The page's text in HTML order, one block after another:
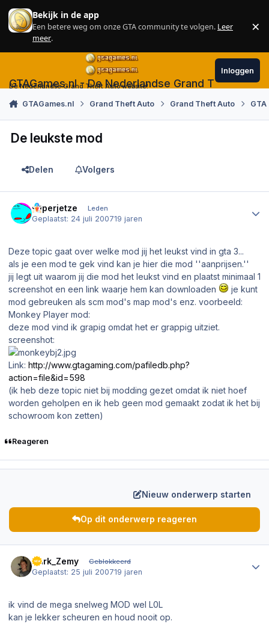
Skip to content
Bekijk in de app
Een betere weg om onze GTA community te volgen. Leer
meer.
×
GTAGames.nl - De Nederlandse Grand Theft Auto
De Nederlandse Grand Theft Auto website!
Inloggen
GTAGames.nl Grand Theft Auto Grand Theft Auto
De leukste mod
Delen Volgers
superjetze Leden
Geplaatst: 24 juli 200719 jaren
Deze topic gaat over welke mod jij het leukst vind in gta 3...
als je een mod te gek vind kan je hier die mod ''aanprijsen.''
jij legt uit waarom jij die mod het leukst vind en plaatst minimaal 1
screenshot en een link waarje hem kan downloaden
je kunt
mod gebreuken als scm mod's map mod's enz. voorbeeld:
Monkey Player mod:
deze mod vind ik grapig omdat het er grappig uitziet.
screenshot:
Link: http://www.gtagaming.com/pafiledb.php?
action=file&id=598
(ik heb deze topic niet bij modding gezet omdat ik niet hoef
worden geholpen en ik heb geen mod gemaakt zodat ik het bij
schowroom kon zetten)
Reageren
Nieuw onderwerp starten
Op dit onderwerp reageren
Dark_Zemy Geblokkeerd
Geplaatst: 25 juli 200719 jaren
ik vind de mega snelweg MOD wel L0L
kan je lekker scheuren en houd nooit op.